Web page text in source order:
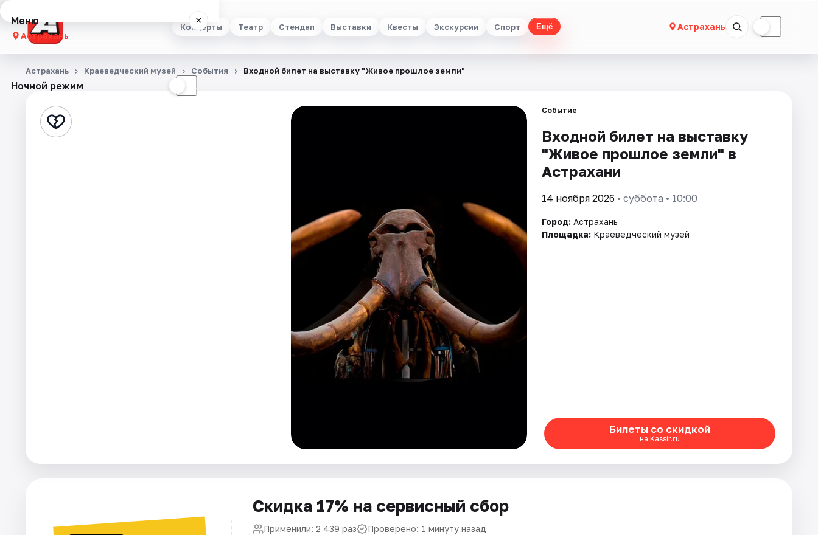
Концерты Театр Стендап Выставки Квесты Экскурсии Спорт Ещё Астрахань ☾
Меню ×
Астрахань
Концерты
Стендап
Ночной режим ☾
Астрахань Краеведческий музей События Входной билет на выставку "Живое прошлое земли"
Событие
Входной билет на выставку
"Живое прошлое земли" в
Астрахани
14 ноября 2026 • суббота • 10:00
Город: Астрахань
Площадка: Краеведческий музей
Билеты со скидкой
на Kassir.ru
Скидка 17% на сервисный сбор
Применили: 2 439 раз Проверено: 1 минуту назад